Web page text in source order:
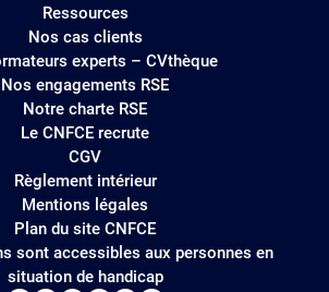
Ressources
Nos cas clients
experts – CVthèque
Nos engagements RSE
Notre charte RSE
Le CNFCE recrute
CGV
Règlement intérieur
Mentions légales
Plan du site CNFCE
sont accessibles aux personnes en
situation de handicap